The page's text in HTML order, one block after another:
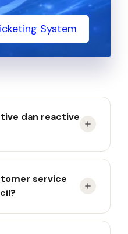
System
dan reactive
sebelum terjadi.
service